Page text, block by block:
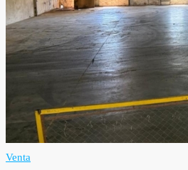
Venta